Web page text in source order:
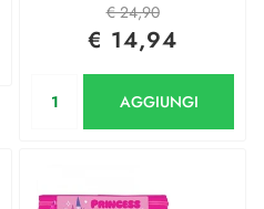
€ 24,90
€ 14,94
AGGIUNGI